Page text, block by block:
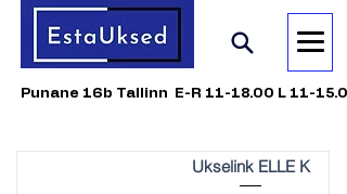
Punane 16b Tallinn E-R 11-18.00 L 11-
Ukselink ELLE K